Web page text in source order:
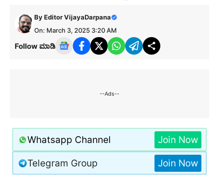
ByEditor VijayaDarpana
On: March 3, 2025 3:20 AM
Follow ಮಾಡಿ
--Ads--
Whatsapp Channel Join Now
Telegram Group Join Now